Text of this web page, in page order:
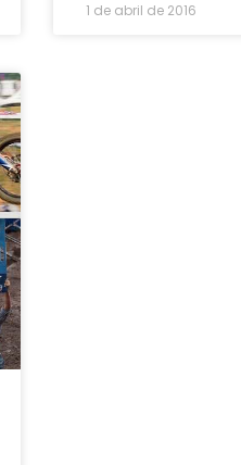
1 de abril de 2016